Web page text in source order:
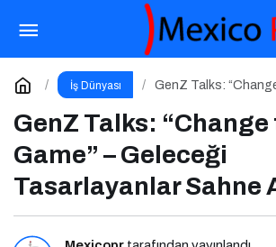
İş Dünyası
GenZ Talks:
GenZ Talks: “Change
Game” – Geleceği
Tasarlayanlar Sahne
Liderlik ve Kariyer Zirvesi
Liderleriyle Buluşma
Yorum Yap